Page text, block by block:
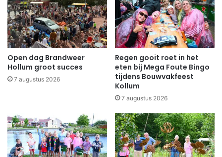
Open dag Brandweer
Hollum groot succes
7 augustus 2026
Regen gooit roet in het
eten bij Mega Foute Bingo
tijdens Bouwvakfeest
Kollum
7 augustus 2026